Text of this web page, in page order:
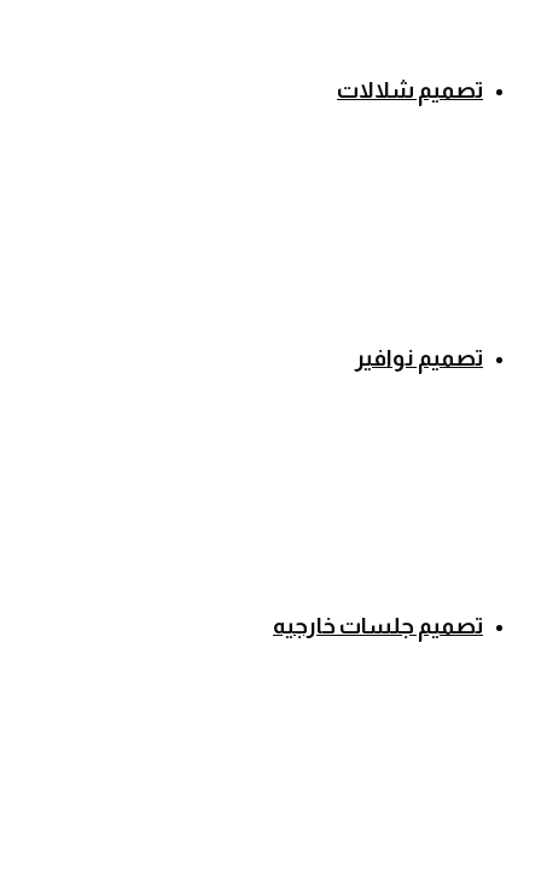
تصميم شلالات
تصميم نوافير
تصميم جلسات خارجيه